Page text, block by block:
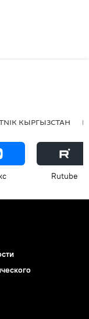
КЫРГЫЗСТАН
Rutube